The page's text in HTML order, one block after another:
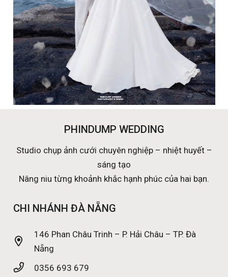
PHINDUMP WEDDING
Studio chụp ảnh cưới chuyên nghiệp – nhiệt huyết –
sáng tạo
Nâng niu từng khoảnh khắc hạnh phúc của hai bạn.
CHI NHÁNH ĐÀ NẴNG
146 Phan Châu Trinh – P. Hải Châu – TP. Đà
Nẵng
0356 693 679